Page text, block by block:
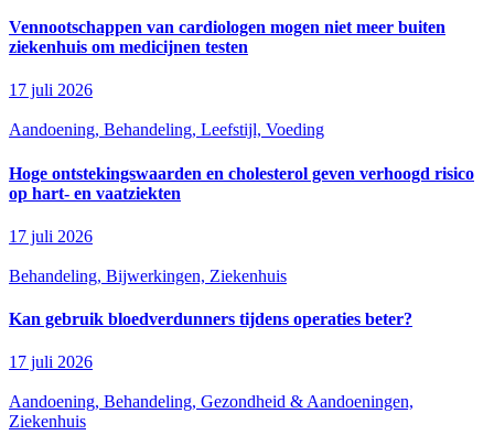
Vennootschappen van cardiologen mogen niet meer buiten
ziekenhuis om medicijnen testen
17 juli 2026
Aandoening, Behandeling, Leefstijl, Voeding
Hoge ontstekingswaarden en cholesterol geven verhoogd risico
op hart- en vaatziekten
17 juli 2026
Behandeling, Bijwerkingen, Ziekenhuis
Kan gebruik bloedverdunners tijdens operaties beter?
17 juli 2026
Aandoening, Behandeling, Gezondheid & Aandoeningen,
Ziekenhuis